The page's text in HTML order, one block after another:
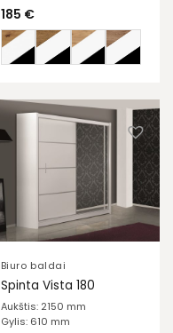
185 €
Biuro baldai
Spinta Vista 180
Aukštis: 2150 mm
Gylis: 610 mm